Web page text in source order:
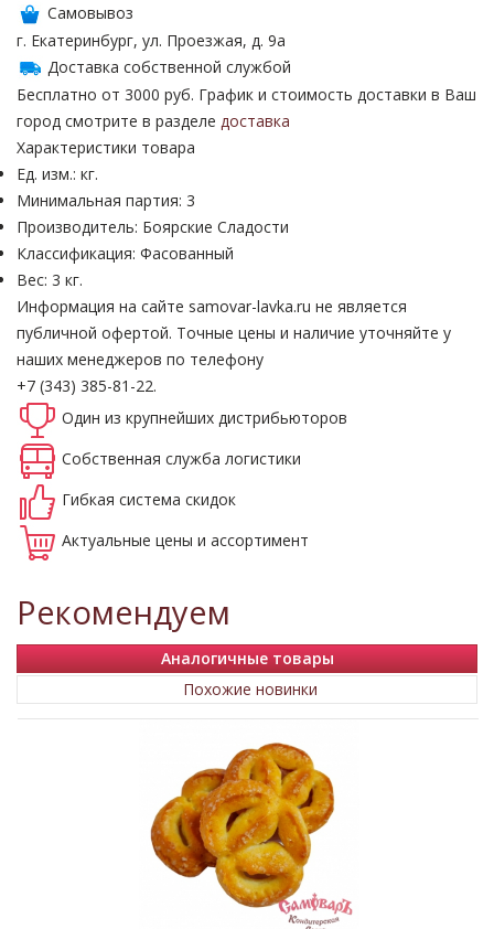
Самовывоз
г. Екатеринбург, ул. Проезжая, д. 9а
Доставка собственной службой
Бесплатно от 3000 руб. График и стоимость доставки в Ваш
город смотрите в разделе доставка
Характеристики товара
Ед. изм.: кг.
Минимальная партия: 3
Производитель: Боярские Сладости
Классификация: Фасованный
Вес: 3 кг.
Информация на сайте samovar-lavka.ru не является
публичной офертой. Точные цены и наличие уточняйте у
наших менеджеров по телефону
+7 (343) 385-81-22.
Один из крупнейших дистрибьюторов
Собственная служба логистики
Гибкая система скидок
Актуальные цены и ассортимент
Рекомендуем
Аналогичные товары
Похожие новинки